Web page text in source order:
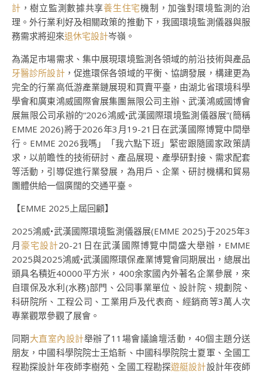
計 ，樹立監測數據共享養生住宅機制，加強對環境監測的治
理。外行業利好及相關政策的推動下，我國環境監測儀器與服
務需求將迎來退休宅設計岑嶺。
為滿足市場需求、集中展現環境監測各領域的前沿技術與產品
牙醫診所設計，促進環保各領域的平衡、協調發展，構建更為
完全的行業高低游產業鏈展現和買賣平臺，由湖北省環境科學
學會和廣東鴻威國際會展集團無限公司主辦、武漢鴻威國博會
展無限公司承辦的“2026鴻威•武漢國際環境監測儀器展”(簡稱
EMME 2026)將于2026年3月19-21日在武漢國際博覽中間舉
行。EMME 2026我嗎」「我六點下班」緊密跟隨國家政策請
求，以前瞻性的技術研討、產品展現、產學研對接、需求配套
等活動，引導促進行業發展，為用戶、企業、研討機構和貿易
團體供給一個廣闊的交通平臺。
【EMME 2025上屆回顧】
2025鴻威•武漢國際環境監測儀器展(EMME 2025)于2025年3
月 豪宅設計20-21日在武漢國際博覽中間盛大舉辦，EMME
2025與2025鴻威•武漢國際環保產業博覽會同期展出，總展出
頭具名積近40000平方米，400余家國內外著名企業參展，來
自環保及水利(水務)部門、公同事業單位、設計院、規劃院、
科研院所、工程公司、工業用戶及代表商、經銷商等3萬人次
專業觀眾參觀了展會。
同期大直室內設計舉辦了11場會議論壇活動，40個主題分送
朋友，中國科學院院士王焰新、中國科學院院士夏軍、全國工
程勘探設計年夜師李樹苑、全國工程勘探遊艇設計設計年夜師